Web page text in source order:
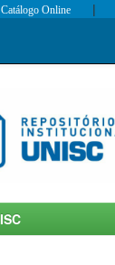
Catálogo Online |